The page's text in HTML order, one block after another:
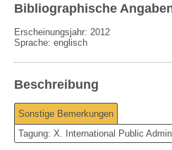
Bibliographische
Erscheinungsjahr: 2012
Sprache: englisch
Beschreibung
Sonstige Bemerkungen
Tagung: X. International Public